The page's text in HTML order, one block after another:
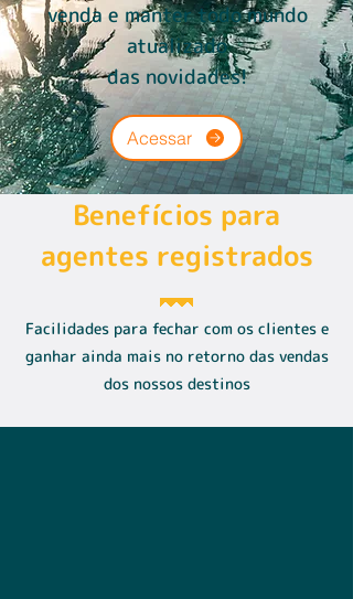
venda e manter todo mundo
atualizado
das novidades!
Acessar
Benefícios para
agentes registrados
Facilidades para fechar com os clientes e
ganhar ainda mais no retorno das vendas
dos nossos destinos